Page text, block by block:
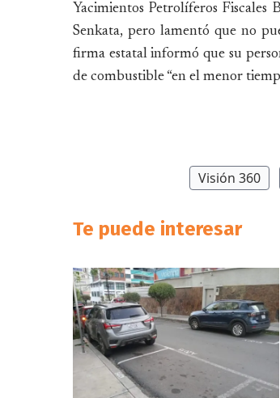
Yacimientos Petrolíferos
Senkata, pero lamentó que no
firma estatal informó que su
de combustible “en el menor
Visión 360
Te puede interesar